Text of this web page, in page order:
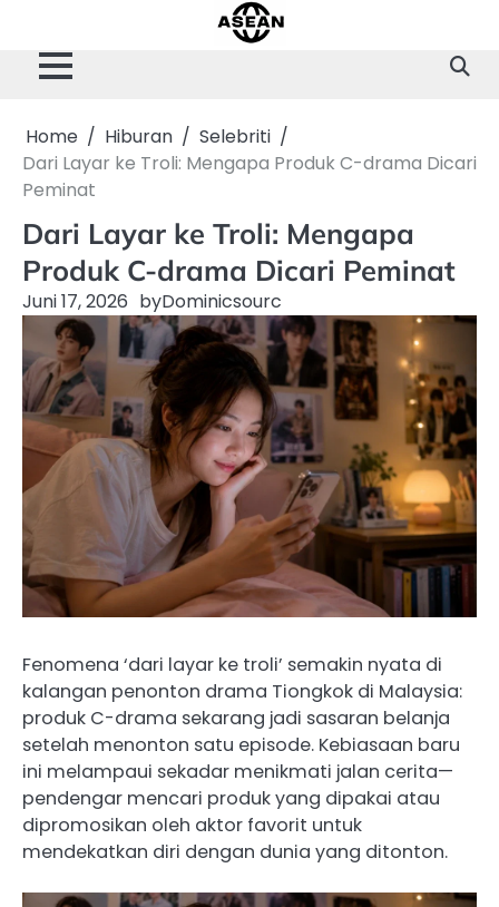
content
Home Hiburan
Selebriti
Dari Layar ke Troli: Mengapa Produk C-drama Dicari
Peminat
Dari Layar ke Troli: Mengapa
Produk C-drama Dicari Peminat
Juni 17, 2026 byDominicsourc
Fenomena ‘dari layar ke troli’ semakin nyata di
kalangan penonton drama Tiongkok di Malaysia:
produk C-drama sekarang jadi sasaran belanja
setelah menonton satu episode. Kebiasaan baru
ini melampaui sekadar menikmati jalan cerita—
pendengar mencari produk yang dipakai atau
dipromosikan oleh aktor favorit untuk
mendekatkan diri dengan dunia yang ditonton.